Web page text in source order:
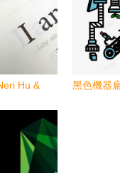
的整合力
Hu &
設計重塑
代的視覺
秩序
黑色機器